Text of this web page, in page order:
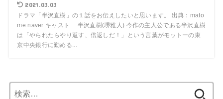
2021.03.03
ドラマ「半沢直樹」の１話をお伝えしたいと思います。 出典：mato
me.naver キャスト 半沢直樹(堺雅人) 今作の主人公である半沢直樹
は「やられたらやり返す、倍返しだ！」という言葉がモットーの東
京中央銀行に勤める...